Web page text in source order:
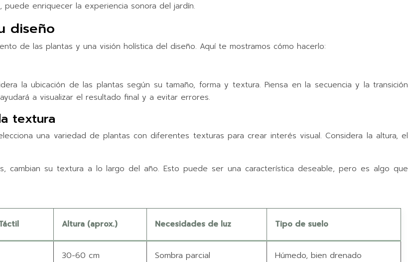
enriquecer la experiencia sonora del jardín.
diseño
de las plantas y una visión holística del diseño. Aquí te mostramos cómo hacerlo:
la ubicación de las plantas según su tamaño, forma y textura. Piensa en la secuencia y la transición
a visualizar el resultado final y a evitar errores.
textura
una variedad de plantas con diferentes texturas para crear interés visual. Considera la altura, el
cambian su textura a lo largo del año. Esto puede ser una característica deseable, pero es algo que
Altura (aprox.) Necesidades de luz Tipo de suelo
30-60 cm Sombra parcial Húmedo, bien drenado